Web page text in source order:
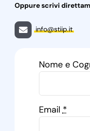
Oppure scrivi
info@stiip.it
Nome e
Email*